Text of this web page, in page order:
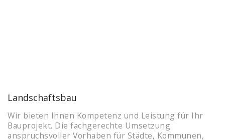
Landschaftsbau
Wir bieten Ihnen Kompetenz und Leistung für Ihr
Bauprojekt. Die fachgerechte Umsetzung
anspruchsvoller Vorhaben für Städte, Kommunen,